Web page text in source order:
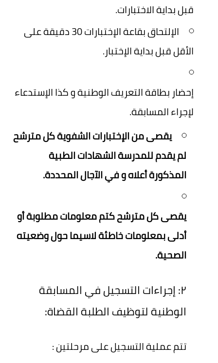
قبل بداية الاختبارات.
الإلتحاق بقاعة الإختبارات 30 دقيقة على
الأقل قبل بداية الإختبار.
إحضار بطاقة التعريف الوطنية و كذا الإستدعاء
لإجراء المسابقة.
يقصى من الإختبارات الشفوية كل مترشح
لم يقدم للمدرسة الشهادات الطبية
المذكورة أعلاه و في الآجال المحددة.
يقصى كل مترشح كتم معلومات مطلوبة أو
أدلى بمعلومات خاطئة لاسيما حول وضعيته
الصحية.
٢: إجراءات التسجيل في المسابقة
الوطنية لتوظيف الطلبة القضاة:
تتم عملية التسجيل على مرحلتين :